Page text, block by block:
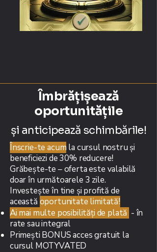
Îmbrățișează
oportunitățile
și anticipează schimbările!
Înscrie-te acum la cursul nostru și
beneficiezi de 30% reducere!
Grăbește-te – oferta este valabilă
doar în următoarele 3 zile.
Investește în tine și profită de
această oportunitate limitată!
Ai mai multe posibilități de plată - în
rate sau integral
Primești BONUS acces gratuit la
cursul MOTYVATED